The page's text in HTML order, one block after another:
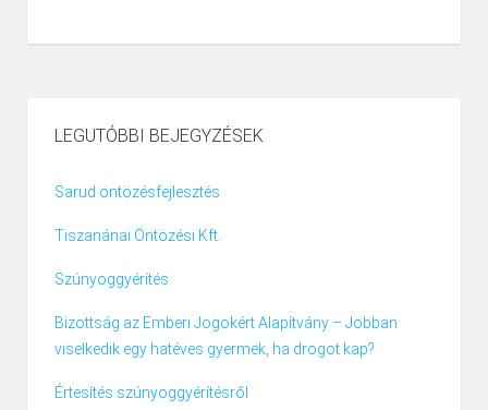
LEGUTÓBBI BEJEGYZÉSEK
Sarud öntözésfejlesztés
Tiszanánai Öntözési Kft.
Szúnyoggyérítés
Bizottság az Emberi Jogokért Alapítvány – Jobban
viselkedik egy hatéves gyermek, ha drogot kap?
Értesítés szúnyoggyérítésről